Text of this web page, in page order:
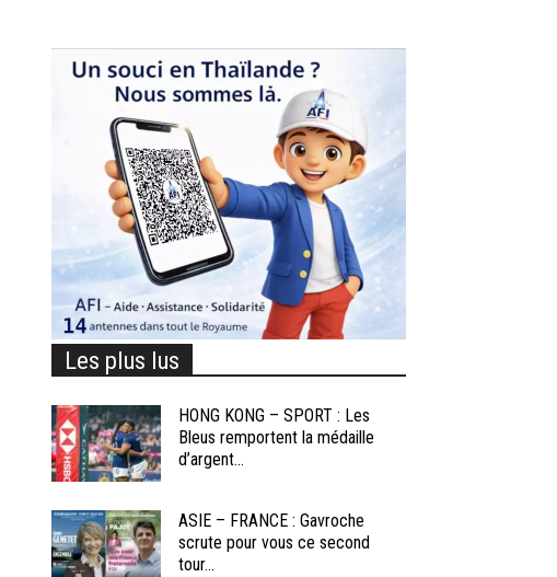
Les plus lus
HONG KONG – SPORT : Les
Bleus remportent la médaille
d’argent...
ASIE – FRANCE : Gavroche
scrute pour vous ce second
tour...